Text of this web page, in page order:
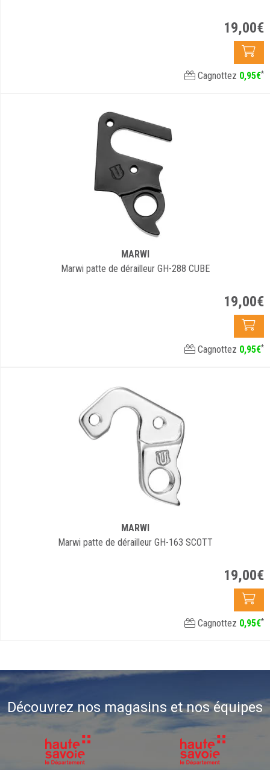
19,00€
Cagnottez 0,95€*
MARWI
Marwi patte de dérailleur GH-288 CUBE
19,00€
Cagnottez 0,95€*
MARWI
Marwi patte de dérailleur GH-163 SCOTT
19,00€
Cagnottez 0,95€*
Découvrez nos magasins et nos équipes